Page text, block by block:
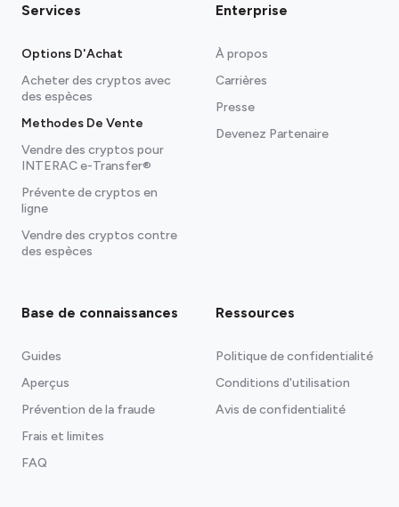
Services
Options D'Achat
Acheter des cryptos avec
des espèces
Methodes De Vente
Vendre des cryptos pour
INTERAC e-Transfer®
Prévente de cryptos en
ligne
Vendre des cryptos contre
des espèces
Enterprise
À propos
Carrières
Presse
Devenez Partenaire
Base de connaissances
Guides
Aperçus
Prévention de la fraude
Frais et limites
FAQ
Ressources
Politique de confidentialité
Conditions d'utilisation
Avis de confidentialité